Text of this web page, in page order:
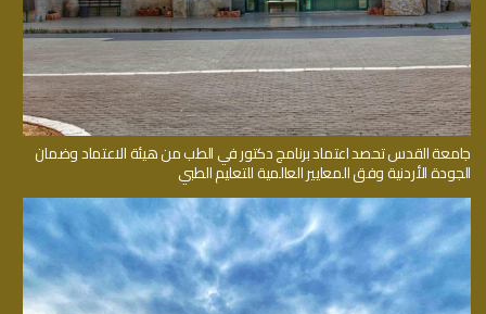
جامعة القدس تحصد اعتماد برنامج دكتور في الطب من هيئة الاعتماد وضمان
الجودة الأردنية وفق المعايير العالمية للتعليم الطبي